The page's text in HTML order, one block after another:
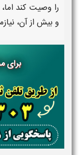
را وصیت کند
و بیش از آن،
برای